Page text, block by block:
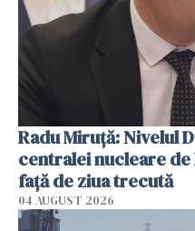
Radu Miruţă: Nivelul
centralei nucleare de
faţă de ziua trecută
04 AUGUST 2026